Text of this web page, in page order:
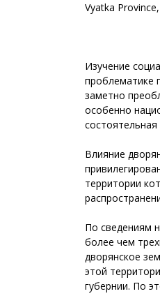
Vyatka
Изучение
проблематике
заметно
особенно
Влияние
территории
По сведениям
более чем
дворянское
этой
губернии. По